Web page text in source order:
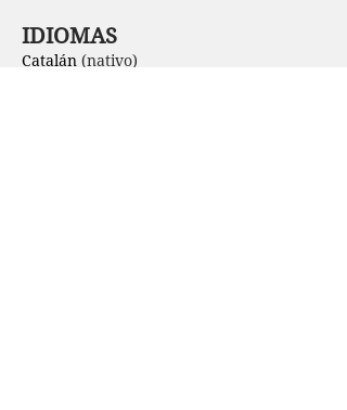
IDIOMAS
Catalán (nativo)